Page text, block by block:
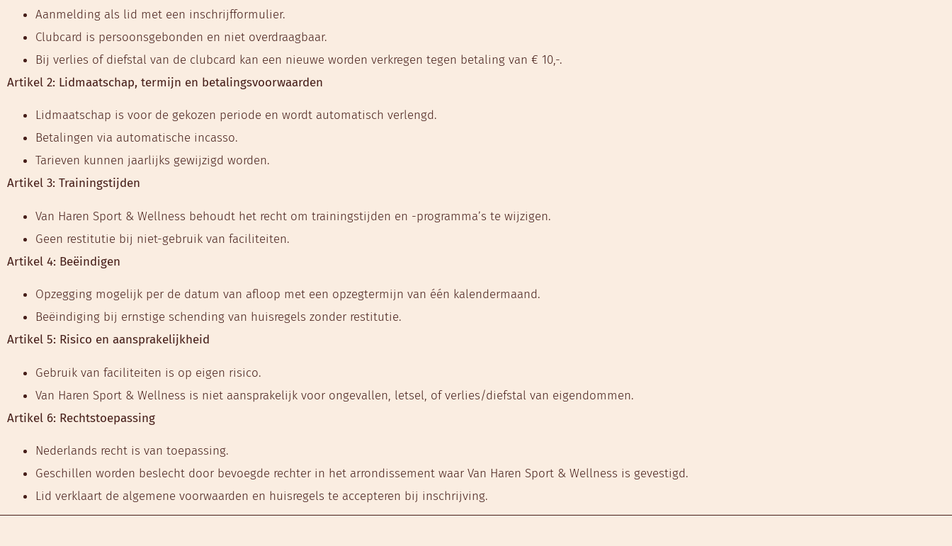
Aanmelding als lid met een inschrijfformulier.
Clubcard is persoonsgebonden en niet overdraagbaar.
Bij verlies of diefstal van de clubcard kan een nieuwe worden verkregen tegen betaling van € 10,-.
Artikel 2: Lidmaatschap, termijn en betalingsvoorwaarden
Lidmaatschap is voor de gekozen periode en wordt automatisch verlengd.
Betalingen via automatische incasso.
Tarieven kunnen jaarlijks gewijzigd worden.
Artikel 3: Trainingstijden
Van Haren Sport & Wellness behoudt het recht om trainingstijden en -programma’s te wijzigen.
Geen restitutie bij niet-gebruik van faciliteiten.
Artikel 4: Beëindigen
Opzegging mogelijk per de datum van afloop met een opzegtermijn van één kalendermaand.
Beëindiging bij ernstige schending van huisregels zonder restitutie.
Artikel 5: Risico en aansprakelijkheid
Gebruik van faciliteiten is op eigen risico.
Van Haren Sport & Wellness is niet aansprakelijk voor ongevallen, letsel, of verlies/diefstal van eigendommen.
Artikel 6: Rechtstoepassing
Nederlands recht is van toepassing.
Geschillen worden beslecht door bevoegde rechter in het arrondissement waar Van Haren Sport & Wellness is gevestigd.
Lid verklaart de algemene voorwaarden en huisregels te accepteren bij inschrijving.